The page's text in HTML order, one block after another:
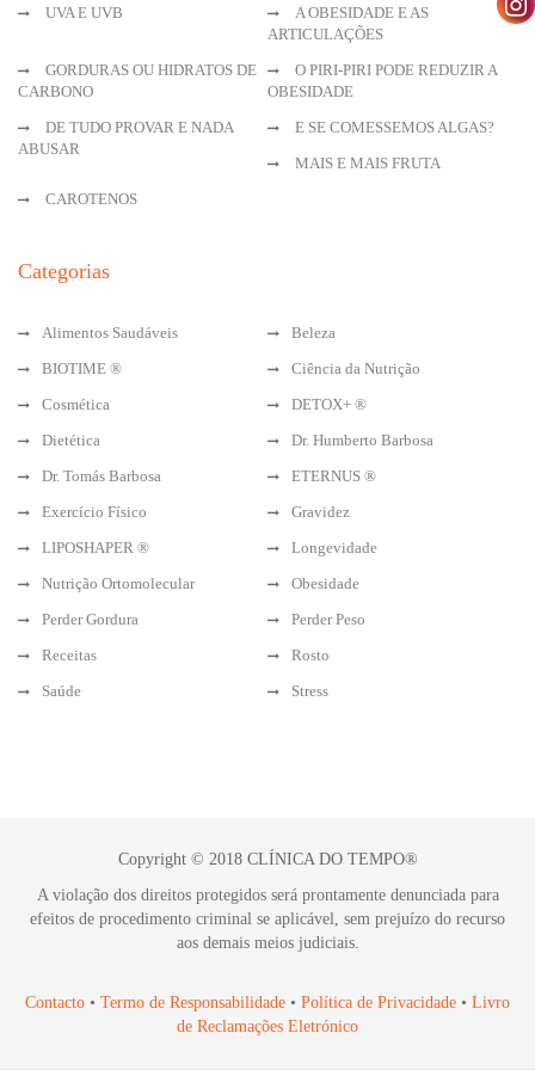
UVA E UVB
A OBESIDADE E AS
ARTICULAÇÕES
GORDURAS OU HIDRATOS DE
CARBONO
O PIRI-PIRI PODE REDUZIR A
OBESIDADE
DE TUDO PROVAR E NADA
ABUSAR
E SE COMESSEMOS ALGAS?
MAIS E MAIS FRUTA
CAROTENOS
Categorias
Alimentos Saudáveis
Beleza
BIOTIME ®
Ciência da Nutrição
Cosmética
DETOX+ ®
Dietética
Dr. Humberto Barbosa
Dr. Tomás Barbosa
ETERNUS ®
Exercício Físico
Gravidez
LIPOSHAPER ®
Longevidade
Nutrição Ortomolecular
Obesidade
Perder Gordura
Perder Peso
Receitas
Rosto
Saúde
Stress
Copyright © 2018 CLÍNICA DO TEMPO®
A violação dos direitos protegidos será prontamente denunciada para
efeitos de procedimento criminal se aplicável, sem prejuízo do recurso
aos demais meios judiciais.
Contacto • Termo de Responsabilidade • Política de Privacidade • Livro
de Reclamações Eletrónico